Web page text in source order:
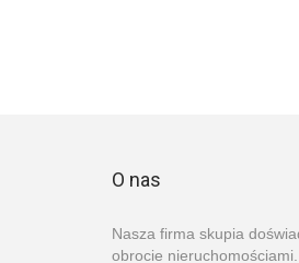
O nas
Nasza firma skupia
obrocie